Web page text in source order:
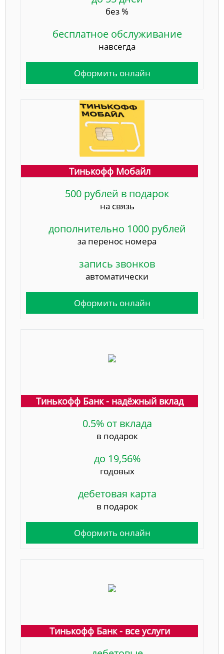
без %
бесплатное обслуживание
навсегда
Оформить онлайн
Тинькофф Мобайл
500 рублей в подарок
на связь
дополнительно 1000 рублей
за перенос номера
запись звонков
автоматически
Оформить онлайн
Тинькофф Банк - надёжный вклад
0.5% от вклада
в подарок
до 19,56%
годовых
дебетовая карта
в подарок
Оформить онлайн
Тинькофф Банк - все услуги